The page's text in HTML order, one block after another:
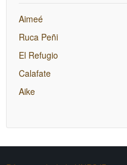
Aimeé
Ruca Peñi
El Refugio
Calafate
Aike